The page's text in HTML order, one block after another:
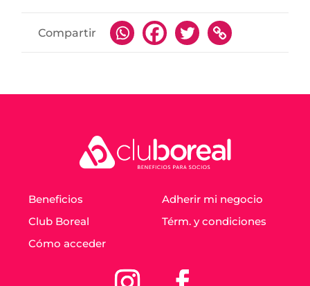
Compartir
Beneficios
Club Boreal
Cómo acceder
Adherir mi negocio
Térm. y condiciones